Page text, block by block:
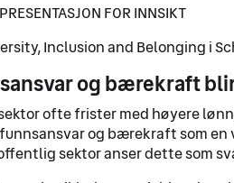
FOR INNSIKT
Inclusion and Belonging i
og bærekraft
ofte frister med høyere
og bærekraft som
sektor anser dette som